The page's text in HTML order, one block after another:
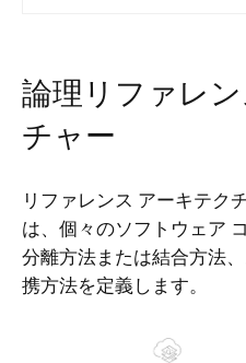
論理リファレ
チャー
リファレンス アーキテク
は、個々のソフトウェア
分離方法または結合方法
携方法を定義します。